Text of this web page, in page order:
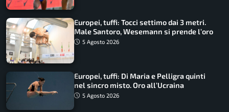
Europei, tuffi: Tocci settimo dai 3 metri.
Male Santoro, Wesemann si prende l’oro
5 Agosto 2026
Europei, tuffi: Di Maria e Pelligra quinti
nel sincro misto. Oro all’Ucraina
5 Agosto 2026